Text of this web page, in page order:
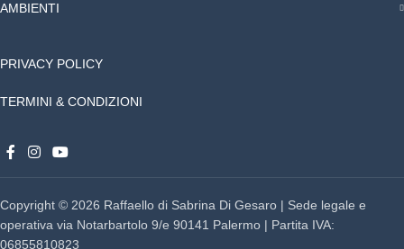
AMBIENTI
PRIVACY POLICY
TERMINI & CONDIZIONI
Copyright © 2026 Raffaello di Sabrina Di Gesaro | Sede legale e
operativa via Notarbartolo 9/e 90141 Palermo | Partita IVA:
06855810823